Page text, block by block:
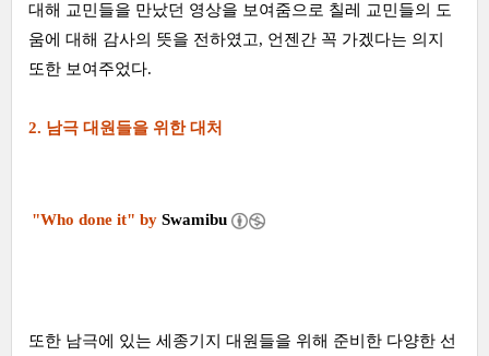
대해 교민들을 만났던 영상을 보여줌으로 칠레 교민들의 도
움에 대해 감사의 뜻을 전하였고, 언젠간 꼭 가겠다는 의지
또한 보여주었다.
2. 남극 대원들을 위한 대처
"Who done it" by Swamibu
또한 남극에 있는 세종기지 대원들을 위해 준비한 다양한 선